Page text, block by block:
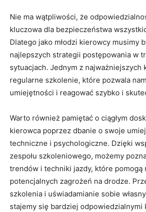
Nie ma​ wątpliwości, że‍
kluczowa‍ dla ⁢bezpieczeństwa
Dlatego jako młodzi kierowcy musimy
najlepszych strategii postępowania w
sytuacjach. Jednym‌ z ⁢najważniejszych⁢
regularne szkolenie, które ​pozwala
umiejętności⁤ i‌ reagować szybko i​
Warto również ​pamiętać o ciągłym
kierowca poprzez ⁣dbanie‍ o swoje
techniczne⁢ i psychologiczne. Dzięki
zespołu szkoleniowego, możemy⁤
trendów i techniki jazdy, które pomogą
potencjalnych⁤ zagrożeń na drodze.
szkolenia i‌ uświadamianie⁤ sobie
stajemy się bardziej odpowiedzialnymi